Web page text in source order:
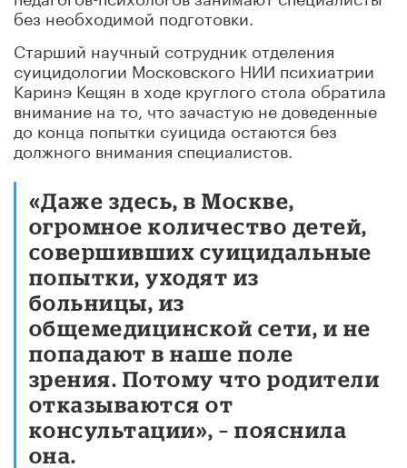
без необходимой подготовки.
Старший научный сотрудник отделения
суицидологии Московского НИИ психиатрии
Каринэ Кещян в ходе круглого стола обратила
внимание на то, что зачастую не доведенные
до конца попытки суицида остаются без
должного внимания специалистов.
«Даже здесь, в Москве,
огромное количество детей,
совершивших суицидальные
попытки, уходят из
больницы, из
общемедицинской сети, и не
попадают в наше поле
зрения. Потому что родители
отказываются от
консультации», – пояснила
она.